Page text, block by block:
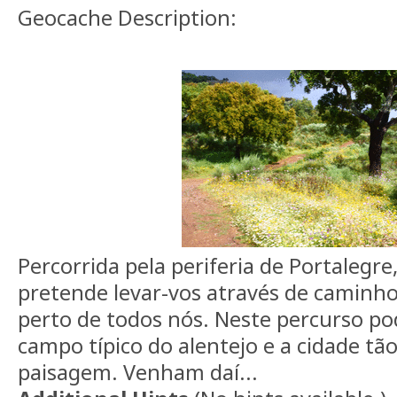
Geocache Description:
Percorrida pela periferia de
pretende levar-vos através de
perto de todos nós. Neste percurso
campo típico do alentejo e a cidade
paisagem. Venham daí...